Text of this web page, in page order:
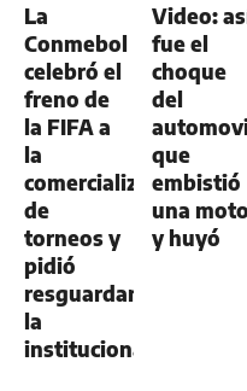
La
Conmebol
celebró el
freno de
la FIFA a
la
comercialización
de
torneos y
pidió
resguardar
la
institucionalidad
Video:
fue el
choque
del
que
embistió
una moto
y huyó